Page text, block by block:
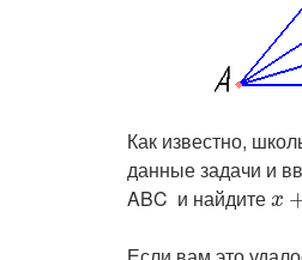
Как известно,
данные задачи и
ABC и найдите ​ x